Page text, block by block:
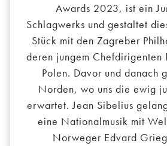
Awards 2023, ist ein
Schlagwerks und gestaltet
Stück mit den Zagreber
deren jungem Chefdirigenten
Polen. Davor und danach
Norden, wo uns die ewig
erwartet. Jean Sibelius
eine Nationalmusik mit
Norweger Edvard